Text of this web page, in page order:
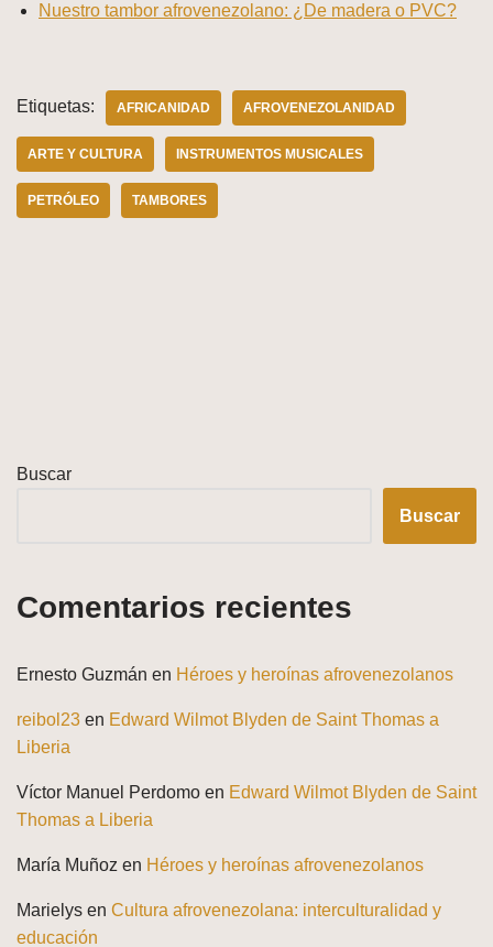
Nuestro tambor afrovenezolano: ¿De madera o PVC?
Etiquetas: AFRICANIDAD AFROVENEZOLANIDAD
ARTE Y CULTURA INSTRUMENTOS MUSICALES
PETRÓLEO TAMBORES
Buscar
Buscar
Comentarios recientes
Ernesto Guzmán en Héroes y heroínas afrovenezolanos
reibol23 en Edward Wilmot Blyden de Saint Thomas a
Liberia
Víctor Manuel Perdomo en Edward Wilmot Blyden de Saint
Thomas a Liberia
María Muñoz en Héroes y heroínas afrovenezolanos
Marielys en Cultura afrovenezolana: interculturalidad y
educación